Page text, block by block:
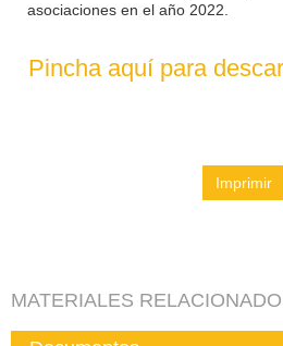
asociaciones en el año 2022.
Pincha aquí para
Imprimir
MATERIALES